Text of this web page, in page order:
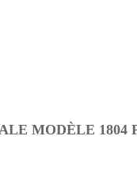
MODÈLE 1804